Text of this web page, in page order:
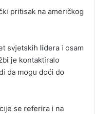
pritisak na američkog
svjetskih lidera i osam
je kontaktiralo
da mogu doći do
se referira i na